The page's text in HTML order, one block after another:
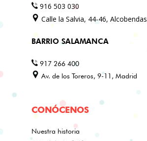
916 503 030
Calle la Salvia, 44-46, Alcobendas
BARRIO SALAMANCA
917 266 400
Av. de los Toreros, 9-11, Madrid
CONÓCENOS
Nuestra historia